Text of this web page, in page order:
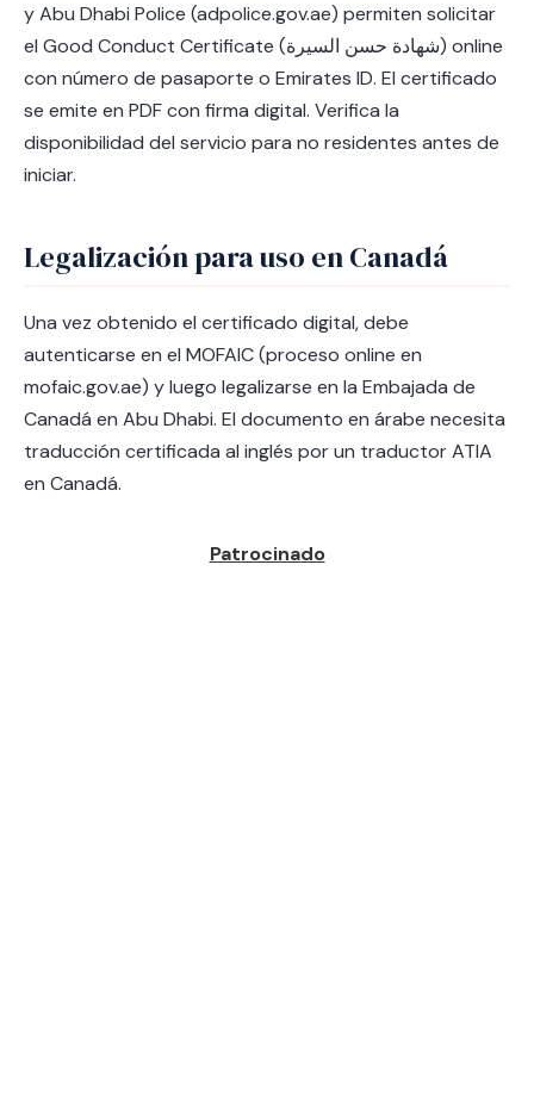
y Abu Dhabi Police (adpolice.gov.ae) permiten solicitar
el Good Conduct Certificate (شهادة حسن السيرة) online
con número de pasaporte o Emirates ID. El certificado
se emite en PDF con firma digital. Verifica la
disponibilidad del servicio para no residentes antes de
iniciar.
Legalización para uso en Canadá
Una vez obtenido el certificado digital, debe
autenticarse en el MOFAIC (proceso online en
mofaic.gov.ae) y luego legalizarse en la Embajada de
Canadá en Abu Dhabi. El documento en árabe necesita
traducción certificada al inglés por un traductor ATIA
en Canadá.